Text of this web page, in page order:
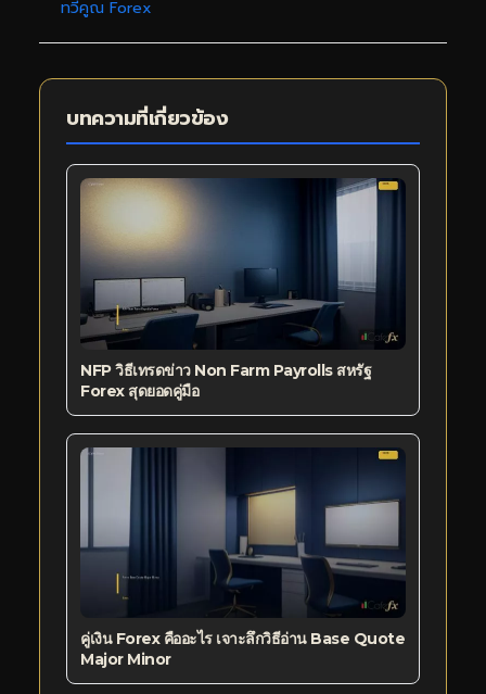
ทวีคูณ Forex
บทความที่เกี่ยวข้อง
NFP วิธีเทรดข่าว Non Farm Payrolls สหรัฐ
Forex สุดยอดคู่มือ
คู่เงิน Forex คืออะไร เจาะลึกวิธีอ่าน Base Quote
Major Minor